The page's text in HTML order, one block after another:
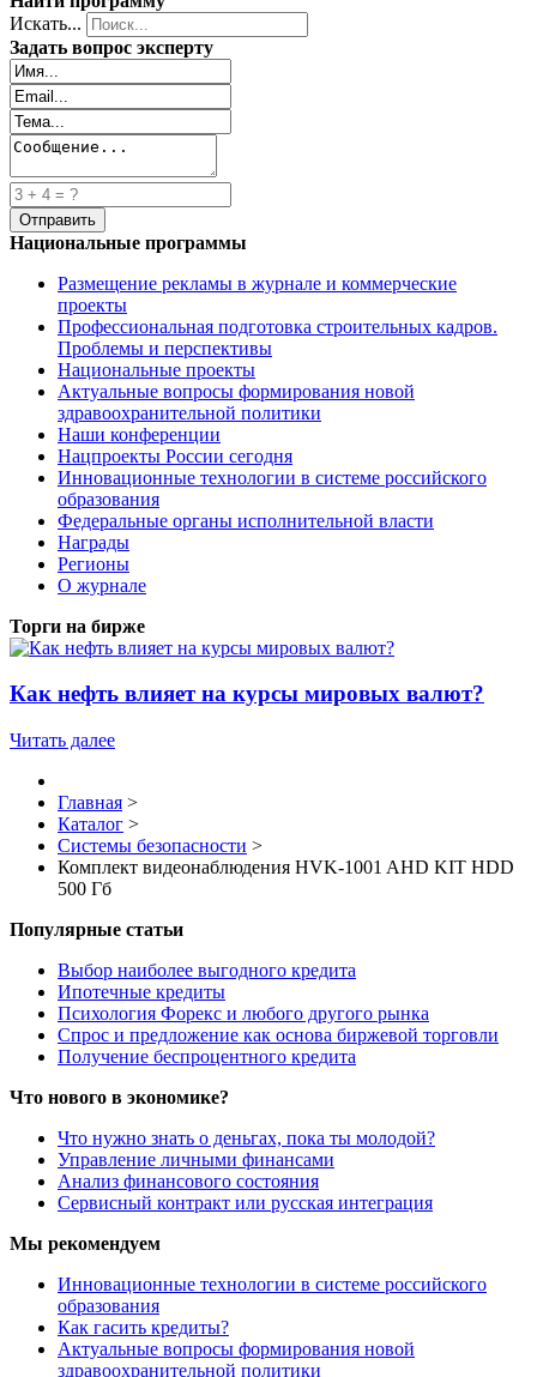
Искать...
Задать вопрос эксперту
Национальные программы
Размещение рекламы в журнале и коммерческие
проекты
Профессиональная подготовка строительных кадров.
Проблемы и перспективы
Национальные проекты
Актуальные вопросы формирования новой
здравоохранительной политики
Наши конференции
Нацпроекты России сегодня
Инновационные технологии в системе российского
образования
Федеральные органы исполнительной власти
Награды
Регионы
О журнале
Торги на бирже
Как нефть влияет на курсы мировых валют?
Читать далее
Главная >
Каталог >
Системы безопасности >
Комплект видеонаблюдения HVK-1001 AHD KIT HDD
500 Гб
Популярные статьи
Выбор наиболее выгодного кредита
Ипотечные кредиты
Психология Форекс и любого другого рынка
Спрос и предложение как основа биржевой торговли
Получение беспроцентного кредита
Что нового в экономике?
Что нужно знать о деньгах, пока ты молодой?
Управление личными финансами
Анализ финансового состояния
Сервисный контракт или русская интеграция
Мы рекомендуем
Инновационные технологии в системе российского
образования
Как гасить кредиты?
Актуальные вопросы формирования новой
здравоохранительной политики